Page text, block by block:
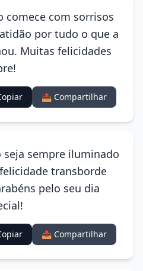
comece com sorrisos
por tudo o que a
Muitas felicidades
📤 Compartilhar
seja sempre iluminado
transborde
pelo seu dia
📤 Compartilhar